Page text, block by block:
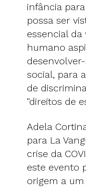
infância
possa ser
essencial
humano
social, para
de
"direitos de
Adela
para La
crise da
este evento
origem a um